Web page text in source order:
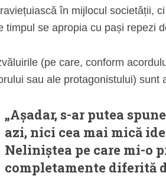
în mijlocul societății,
timpul se apropia cu pași repezi
(pe care, conform
sau ale protagonistului) sunt
„Așadar, s-ar putea
azi, nici cea mai mică
Neliniștea pe care mi-o
completamente diferită